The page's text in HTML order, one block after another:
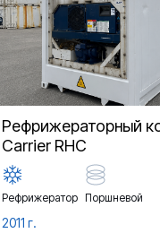
Рефрижераторный
Carrier RHC
Рефрижератор Поршневой
2011 г.